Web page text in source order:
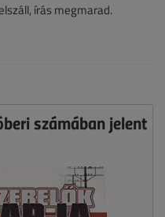
írás megmarad.
számában jelent